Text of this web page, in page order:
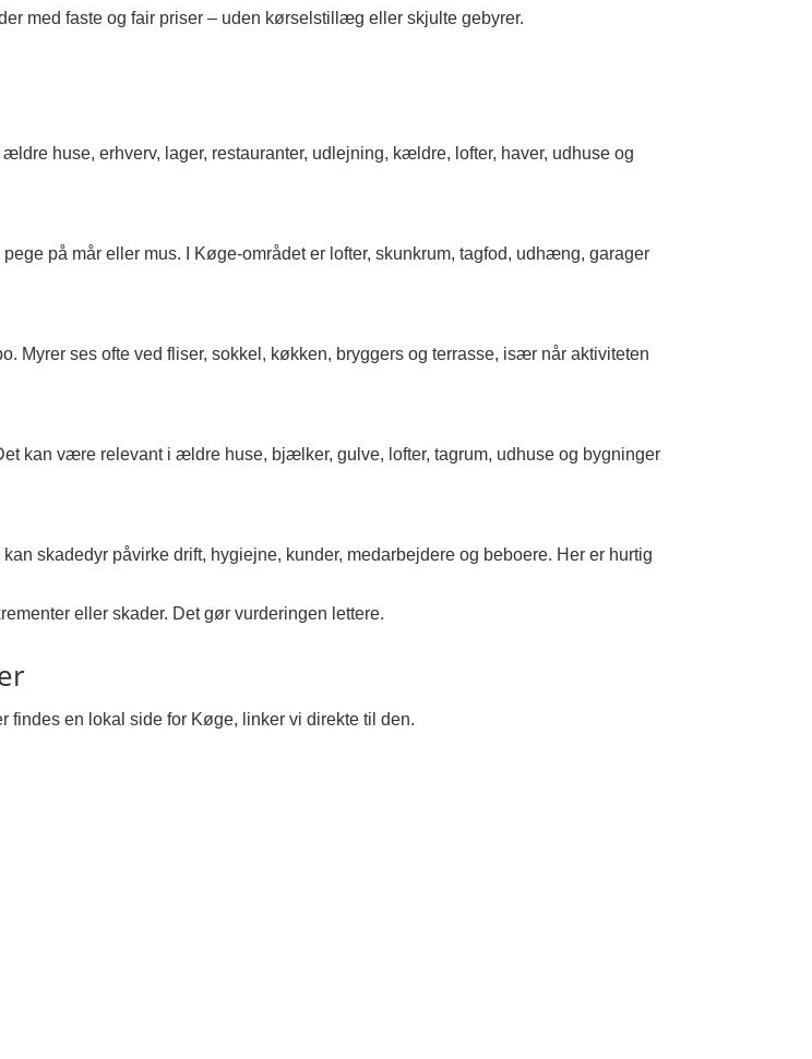
med faste og fair priser – uden kørselstillæg eller skjulte gebyrer.
huse, erhverv, lager, restauranter, udlejning, kældre, lofter, haver, udhuse og
på mår eller mus. I Køge-området er lofter, skunkrum, tagfod, udhæng, garager
Myrer ses ofte ved fliser, sokkel, køkken, bryggers og terrasse, især når aktiviteten
kan være relevant i ældre huse, bjælker, gulve, lofter, tagrum, udhuse og bygninger
skadedyr påvirke drift, hygiejne, kunder, medarbejdere og beboere. Her er hurtig
eller skader. Det gør vurderingen lettere.
findes en lokal side for Køge, linker vi direkte til den.